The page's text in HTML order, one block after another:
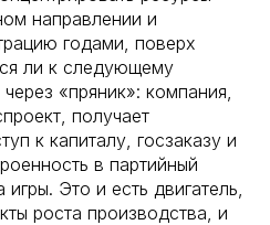
направлении и
годами, поверх
ли к следующему
«пряник»: компания,
получает
к капиталу, госзаказу и
в партийный
Это и есть двигатель,
роста производства, и